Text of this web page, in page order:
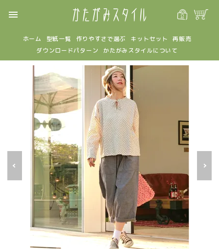
menu
ホーム 型紙一覧 作りやすさで選ぶ キットセット
再販売
ダウンロードパターン
かたがみスタイルについて